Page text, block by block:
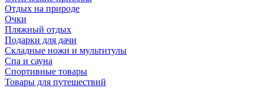
Отдых на природе
Очки
Пляжный отдых
Подарки для дачи
Складные ножи и мультитулы
Спа и сауна
Спортивные товары
Товары для путешествий